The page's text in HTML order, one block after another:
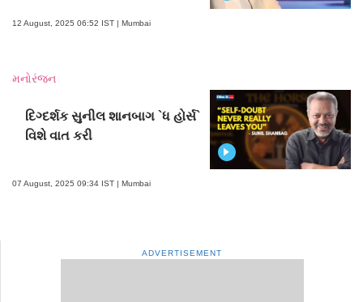
12 August, 2025 06:52 IST | Mumbai
મનોરંજન
દિગ્દર્શક સુનીલ શાનબાગ `ધ હોર્સ`
વિશે વાત કરી
07 August, 2025 09:34 IST | Mumbai
ADVERTISEMENT